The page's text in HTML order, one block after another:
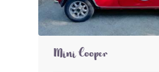
Mini Cooper